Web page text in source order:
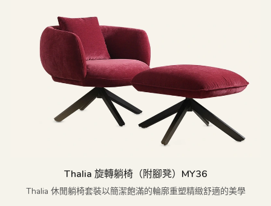
Thalia 旋轉躺椅（附腳凳）MY36
Thalia 休閒躺椅套裝以簡潔飽滿的輪廓重塑精緻舒適的美學